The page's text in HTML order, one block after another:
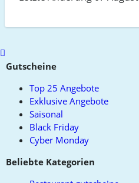
Scroll
toGutscheine
Top 25 Angebote
Exklusive Angebote
Saisonal
Black Friday
Cyber Monday
Beliebte Kategorien